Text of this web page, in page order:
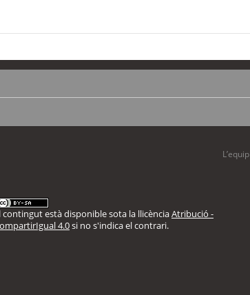
L’equip
contingut està disponible sota la llicènciaAtribució -
4.0si no s'indica el contrari.